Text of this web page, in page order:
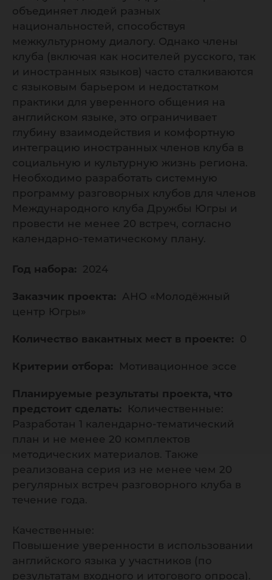
клуба
Югры
объединяет людей разных
национальностей, способствуя
межкультурному диалогу. Однако члены
клуба (включая как носителей русского, так
и иностранных языков) часто сталкиваются
с языковым барьером и недостатком
практики для уверенного общения на
английском языке, это ограничивает
глубину взаимодействия и комфортную
интеграцию иностранных членов клуба в
социальную и культурную жизнь региона.
Необходимо разработать системную
программу разговорных клубов для членов
Международного клуба Дружбы Югры и
провести не менее 20 встреч, согласно
календарно-тематическому плану.
Год набора: 2024
Заказчик проекта: АНО «Молодёжный
центр Югры»
Количество вакантных мест в проекте: 0
Критерии отбора: Мотивационное эссе
Планируемые результаты проекта, что
предстоит сделать:
Количественные:
Разработан 1 календарно-тематический
план и не менее 20 комплектов
методических материалов. Также
реализована серия из не менее чем 20
регулярных встреч разговорного клуба в
течение года.
Качественные:
Повышение уверенности в использовании
английского языка у участников (по
результатам входного и итогового опроса).